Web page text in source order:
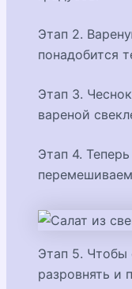
Этап 2.
понадобится
Этап 3.
вареной
Этап 4.
Этап 5. Чтобы
разровнять и